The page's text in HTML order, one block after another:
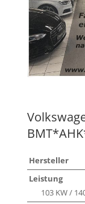
Hersteller
Leistung
103 KW /